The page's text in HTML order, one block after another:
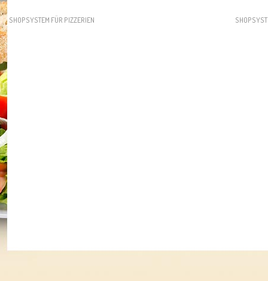
SHOPSYSTEM FÜR PIZZERIEN